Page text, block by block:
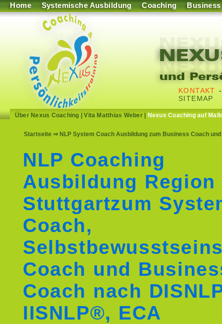
Home Systemische Ausbildung Coaching Business
KONTAKT
SITEMAP
Über Nexus Coaching |Vita Matthias Weber| Nexus Coaching auf
Startseite ⇒ NLP System Coach Ausbildung zum Business Coach
NLP Coaching
Ausbildung Region
Stuttgartzum
Coach,
Coach und
Coach nach
IISNLP®, ECA